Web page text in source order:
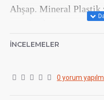
Ahşap. Mineral Plastik
yeniden boyanmasını
son kat boyalardır.
İNCELEMELER
0 yorum